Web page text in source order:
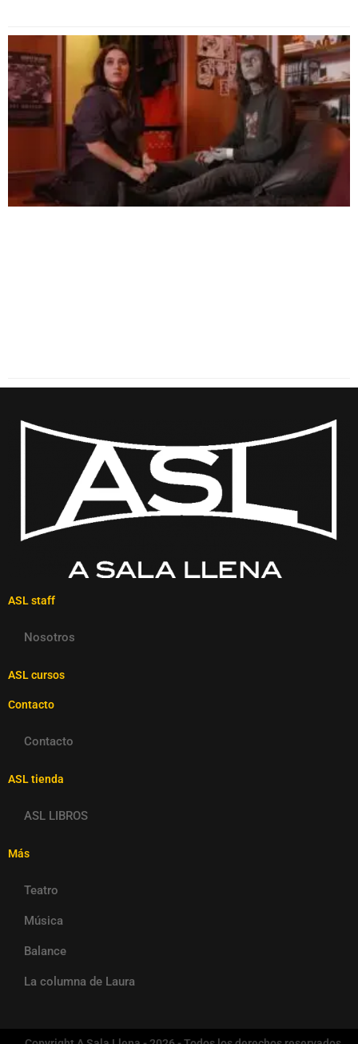
ASL staff
Nosotros
ASL cursos
Contacto
Contacto
ASL tienda
ASL LIBROS
Más
Teatro
Música
Balance
La columna de Laura